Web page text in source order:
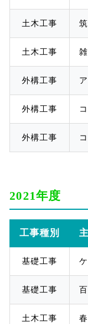
土木工事
土木工事
外構工事
外構工事
外構工事
2021年度
工事種別
基礎工事
基礎工事
土木工事